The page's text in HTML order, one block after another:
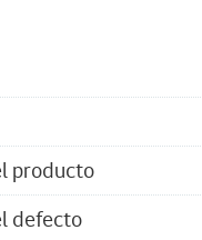
producto
defecto